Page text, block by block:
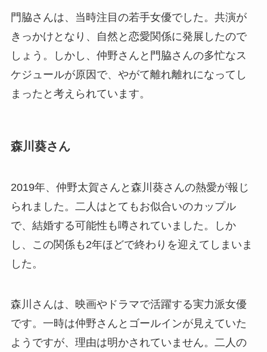
門脇さんは、当時注目の若手女優でした。共演が
きっかけとなり、自然と恋愛関係に発展したので
しょう。しかし、仲野さんと門脇さんの多忙なス
ケジュールが原因で、やがて離れ離れになってし
まったと考えられています。
森川葵さん
2019年、仲野太賀さんと森川葵さんの熱愛が報じ
られました。二人はとてもお似合いのカップル
で、結婚する可能性も噂されていました。しか
し、この関係も2年ほどで終わりを迎えてしまいま
した。
森川さんは、映画やドラマで活躍する実力派女優
です。一時は仲野さんとゴールインが見えていた
ようですが、理由は明かされていません。二人の